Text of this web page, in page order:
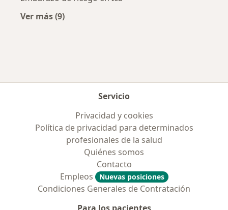
Ver más (9)
Servicio
Privacidad y cookies
Política de privacidad para determinados
profesionales de la salud
Quiénes somos
Contacto
Empleos
Nuevas posiciones
Condiciones Generales de Contratación